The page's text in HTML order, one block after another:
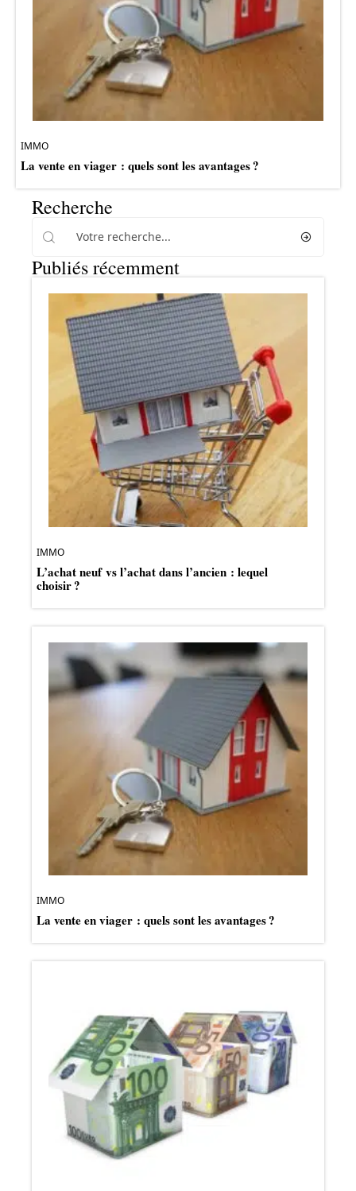
IMMO
La vente en viager : quels sont les avantages ?
Recherche
Publiés récemment
IMMO
L’achat neuf vs l’achat dans l’ancien : lequel
choisir ?
IMMO
La vente en viager : quels sont les avantages ?